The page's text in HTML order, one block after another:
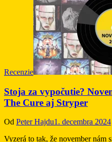
Recenzie
Stoja za vypočutie?
The Cure aj Stryper
Od Peter Hajdu1. decembra 2024
Vyzerá to tak, že november nám